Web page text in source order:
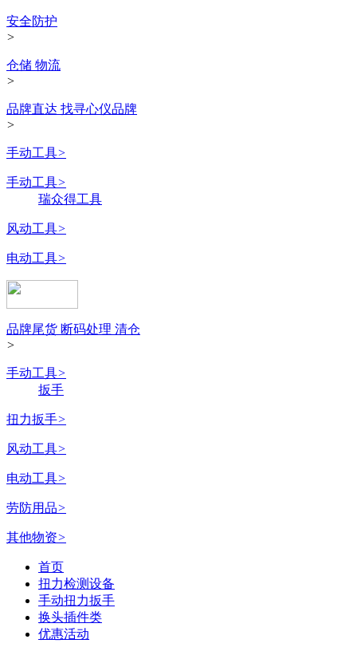
安全防护
>
仓储 物流
>
品牌直达 找寻心仪品牌
>
手动工具>
手动工具>
瑞众得工具
风动工具>
电动工具>
品牌尾货 断码处理 清仓
>
手动工具>
扳手
扭力扳手>
风动工具>
电动工具>
劳防用品>
其他物资>
首页
扭力检测设备
手动扭力扳手
换头插件类
优惠活动